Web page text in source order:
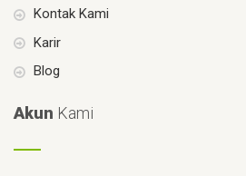
Kontak Kami
Karir
Blog
Akun Kami